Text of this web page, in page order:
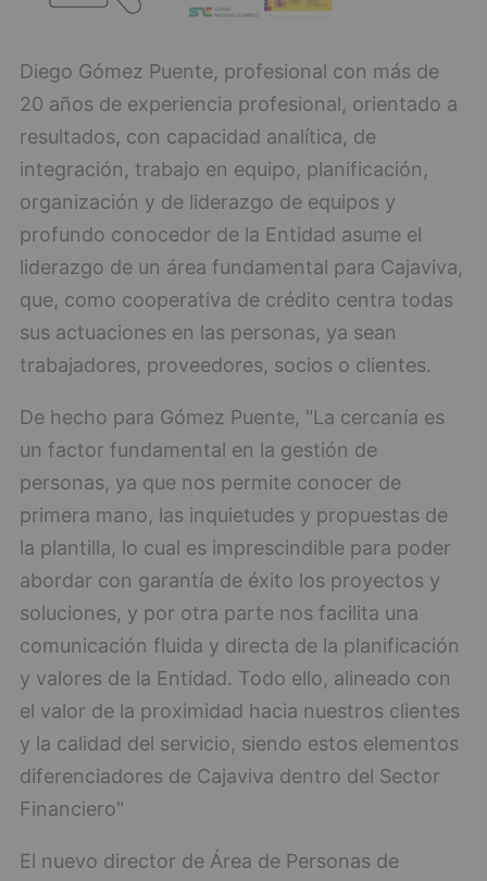
Diego Gómez Puente, profesional con más de
20 años de experiencia profesional, orientado a
resultados, con capacidad analítica, de
integración, trabajo en equipo, planificación,
organización y de liderazgo de equipos y
profundo conocedor de la Entidad asume el
liderazgo de un área fundamental para Cajaviva,
que, como cooperativa de crédito centra todas
sus actuaciones en las personas, ya sean
trabajadores, proveedores, socios o clientes.
De hecho para Gómez Puente, "La cercanía es
un factor fundamental en la gestión de
personas, ya que nos permite conocer de
primera mano, las inquietudes y propuestas de
la plantilla, lo cual es imprescindible para poder
abordar con garantía de éxito los proyectos y
soluciones, y por otra parte nos facilita una
comunicación fluida y directa de la planificación
y valores de la Entidad. Todo ello, alineado con
el valor de la proximidad hacia nuestros clientes
y la calidad del servicio, siendo estos elementos
diferenciadores de Cajaviva dentro del Sector
Financiero"
El nuevo director de Área de Personas de